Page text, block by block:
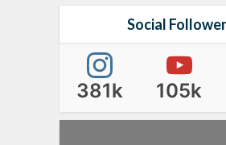
Social
381k 105k